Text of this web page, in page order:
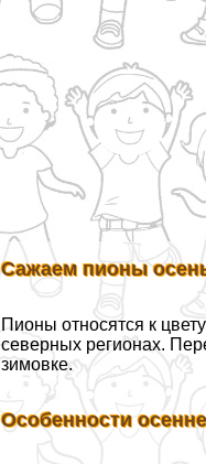
Сажаем пионы
Пионы относятся к
северных регионах.
зимовке.
Особенности